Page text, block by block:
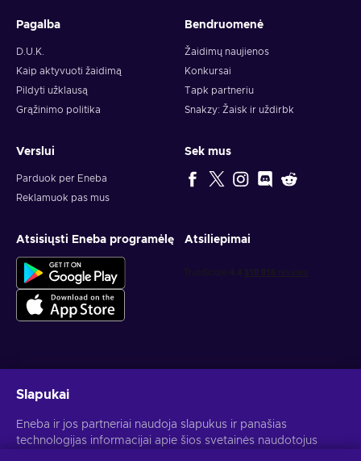
Pagalba
D.U.K.
Kaip aktyvuoti žaidimą
Pildyti užklausą
Grąžinimo politika
Bendruomenė
Žaidimų naujienos
Konkursai
Tapk partneriu
Snakzy: Žaisk ir uždirbk
Verslui
Parduok per Eneba
Reklamuok pas mus
Sek mus
Atsisiųsti Eneba programėlę Atsiliepimai
Atšaukti prenumeratą gali bet kada. Daugiau informacijos rasi
Slapukai
Eneba ir jos partneriai naudoja slapukus ir panašias
technologijas informacijai apie šios svetainės naudotojus